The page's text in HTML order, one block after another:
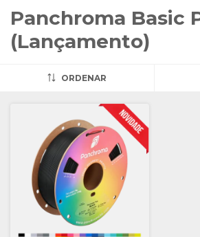
Panchroma Basic
(Lançamento)
ORDENAR